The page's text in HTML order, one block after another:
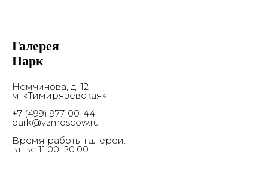
Галерея
Парк
Немчинова, д. 12
м. «Тимирязевская»
+7 (499) 977-00-44
park@vzmoscow.ru
Время работы галереи:
вт-вс 11:00–20:00
Галерея
Парк